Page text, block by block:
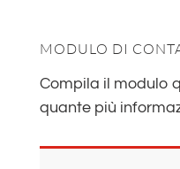
MODULO DI
Compila il modulo
quante più